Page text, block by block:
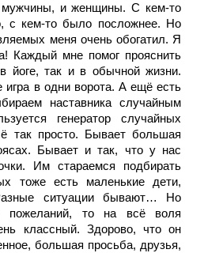
и женщины. С кем-то
с кем-то было посложнее. Но
меня очень обогатил. Я
Каждый мне помог прояснить
йоге, так и в обычной жизни.
игра в одни ворота. А ещё есть
наставника случайным
генератор случайных
так просто.
Бывает большая
Бывает и так, что у нас
Им стараемся подбирать
тоже есть маленькие дети,
ситуации бывают… Но
пожеланий, то на всё воля
классный. Здорово, что он
большая просьба, друзья,